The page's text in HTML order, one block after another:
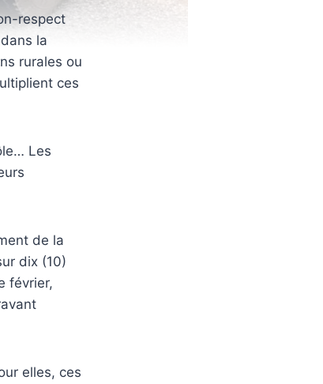
respect
la
rurales ou
ces
Les
de la
dix (10)
février,
elles, ces